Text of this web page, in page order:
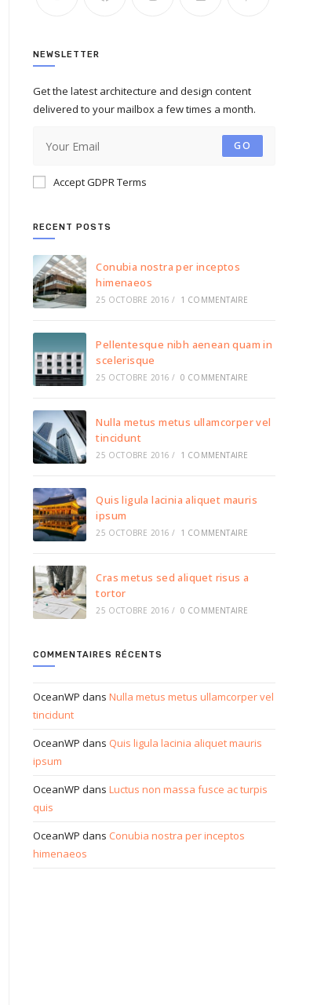
NEWSLETTER
Get the latest architecture and design content
delivered to your mailbox a few times a month.
GO
Accept GDPR Terms
RECENT POSTS
Conubia nostra per inceptos
himenaeos
25 OCTOBRE 2016 / 1 COMMENTAIRE
Pellentesque nibh aenean quam in
scelerisque
25 OCTOBRE 2016 / 0 COMMENTAIRE
Nulla metus metus ullamcorper vel
tincidunt
25 OCTOBRE 2016 / 1 COMMENTAIRE
Quis ligula lacinia aliquet mauris
ipsum
25 OCTOBRE 2016 / 1 COMMENTAIRE
Cras metus sed aliquet risus a
tortor
25 OCTOBRE 2016 / 0 COMMENTAIRE
COMMENTAIRES RÉCENTS
OceanWP dansNulla metus metus ullamcorper vel
tincidunt
OceanWP dans Quis ligula lacinia aliquet mauris
ipsum
OceanWP dansLuctus non massa fusce ac turpis
quis
OceanWP dans Conubia nostra per inceptos
himenaeos